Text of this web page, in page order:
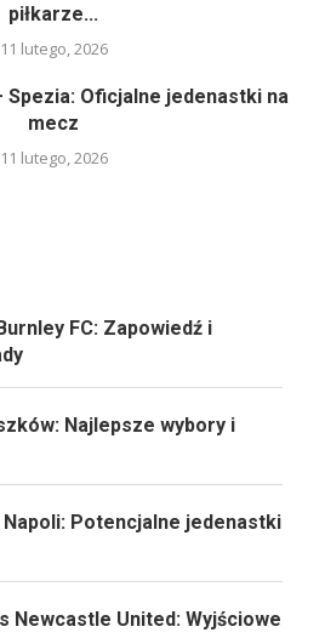
piłkarze...
11 lutego, 2026
Spezia: Oficjalne jedenastki na
mecz
11 lutego, 2026
FC: Zapowiedź i
Najlepsze wybory i
Napoli: Potencjalne jedenastki
Newcastle United: Wyjściowe